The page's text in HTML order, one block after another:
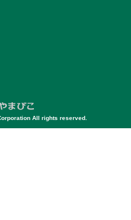
All rights reserved.